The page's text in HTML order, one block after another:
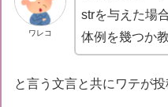
ワレコ
strを与えた場
体例を幾つか
と言う文言と共にワテが